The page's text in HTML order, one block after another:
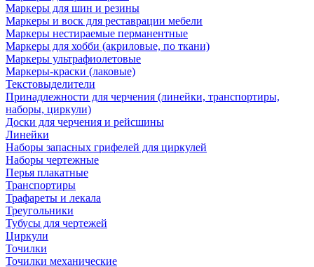
Маркеры для шин и резины
Маркеры и воск для реставрации мебели
Маркеры нестираемые перманентные
Маркеры для хобби (акриловые, по ткани)
Маркеры ультрафиолетовые
Маркеры-краски (лаковые)
Текстовыделители
Принадлежности для черчения (линейки, транспортиры,
наборы, циркули)
Доски для черчения и рейсшины
Линейки
Наборы запасных грифелей для циркулей
Наборы чертежные
Перья плакатные
Транспортиры
Трафареты и лекала
Треугольники
Тубусы для чертежей
Циркули
Точилки
Точилки механические